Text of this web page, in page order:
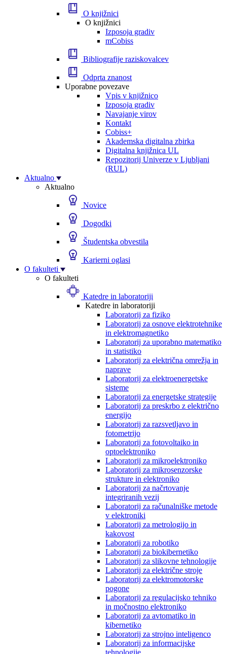
O knjižnici
O knjižnici
Izposoja gradiv
mCobiss
Bibliografije raziskovalcev
Odprta znanost
Uporabne povezave
Vpis v knjižnico
Izposoja gradiv
Navajanje virov
Kontakt
Cobiss+
Akademska digitalna zbirka
Digitalna knjižnica UL
Repozitorij Univerze v Ljubljani
(RUL)
Aktualno
Aktualno
Novice
Dogodki
Študentska obvestila
Karierni oglasi
O fakulteti
O fakulteti
Katedre in laboratoriji
Katedre in laboratoriji
Laboratorij za fiziko
Laboratorij za osnove elektrotehnike
in elektromagnetiko
Laboratorij za uporabno matematiko
in statistiko
Laboratorij za električna omrežja in
naprave
Laboratorij za elektroenergetske
sisteme
Laboratorij za energetske strategije
Laboratorij za preskrbo z električno
energijo
Laboratorij za razsvetljavo in
fotometrijo
Laboratorij za fotovoltaiko in
optoelektroniko
Laboratorij za mikroelektroniko
Laboratorij za mikrosenzorske
strukture in elektroniko
Laboratorij za načrtovanje
integriranih vezij
Laboratorij za računalniške metode
v elektroniki
Laboratorij za metrologijo in
kakovost
Laboratorij za robotiko
Laboratorij za biokibernetiko
Laboratorij za slikovne tehnologije
Laboratorij za električne stroje
Laboratorij za elektromotorske
pogone
Laboratorij za regulacijsko tehniko
in močnostno elektroniko
Laboratorij za avtomatiko in
kibernetiko
Laboratorij za strojno inteligenco
Laboratorij za informacijske
tehnologije